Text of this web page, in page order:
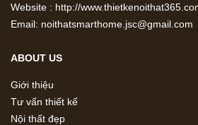
Website : http://
Email: noithatsmarthome.jsc@gmail.com
ABOUT US
Giới thiệu
Tư vấn thiết kế
Nội thất đẹp